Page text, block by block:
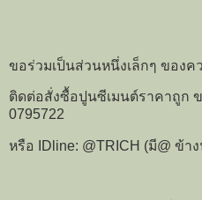
ขอร่วมเป็นส่วนหนึ่งเล็กๆ ของ
ติดต่อสั่งซื้อปูนซีเมนต์ราคาถูก ข
0795722
หรือ IDline: @TRICH (มี@ ข้า